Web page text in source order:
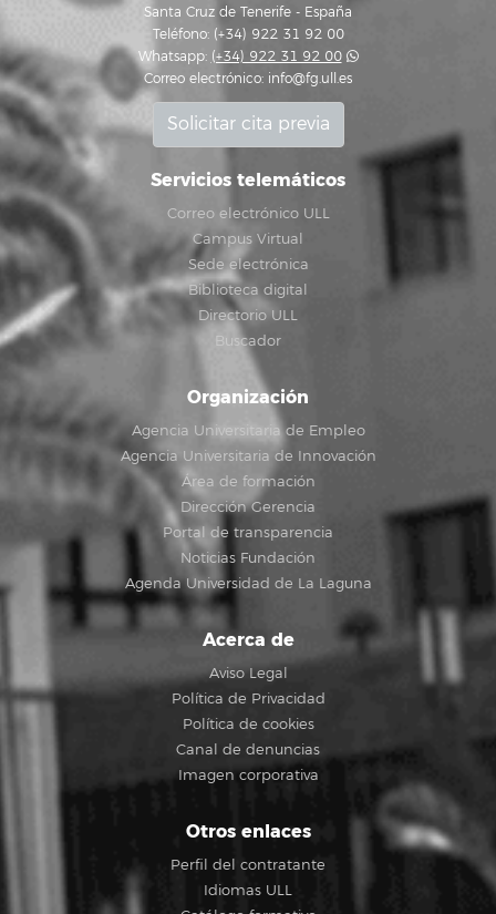
Santa Cruz de Tenerife - España
Teléfono: (+34) 922 31 92 00
Whatsapp: (+34) 922 31 92 00
Correo electrónico: info@fg.ull.es
Solicitar cita previa
Servicios telemáticos
Correo electrónico ULL
Campus Virtual
Sede electrónica
Biblioteca digital
Directorio ULL
Buscador
Organización
Agencia Universitaria de Empleo
Agencia Universitaria de Innovación
Área de formación
Dirección Gerencia
Portal de transparencia
Noticias Fundación
Agenda Universidad de La Laguna
Acerca de
Aviso Legal
Política de Privacidad
Política de cookies
Canal de denuncias
Imagen corporativa
Otros enlaces
Perfil del contratante
Idiomas ULL